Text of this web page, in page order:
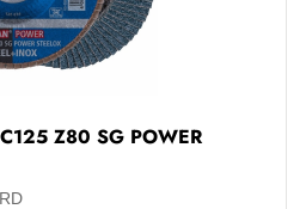
Z80 SG POWER